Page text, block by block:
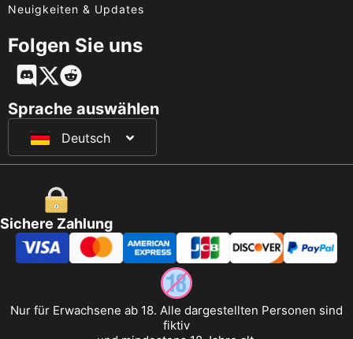
Neuigkeiten & Updates
Folgen Sie uns
Sprache auswählen
Deutsch
English
Français
日本語
Sichere Zahlung
Nur für Erwachsene ab 18. Alle dargestellten Personen sind
fiktiv